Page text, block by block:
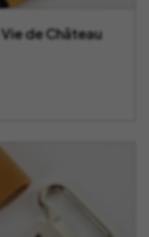
de Château